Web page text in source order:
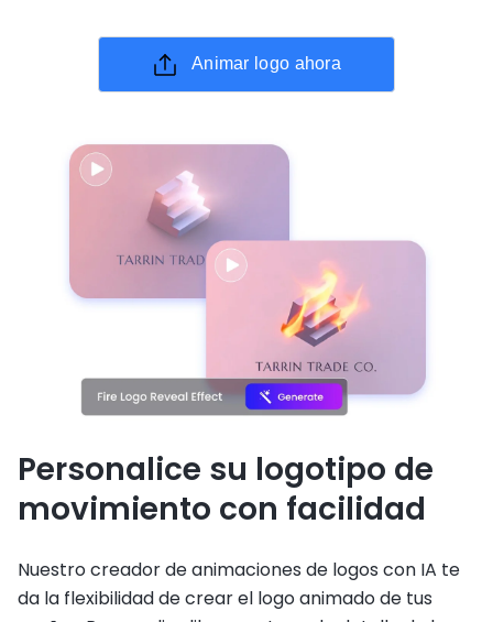
Animar logo ahora
Personalice su logotipo de
movimiento con facilidad
Nuestro creador de animaciones de logos con IA te
da la flexibilidad de crear el logo animado de tus